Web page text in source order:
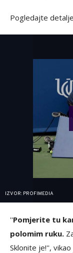
Pogledajte
IZVOR: PROFIMEDIA
''Pomjerite tu
polomim ruku.
Sklonite je!'',